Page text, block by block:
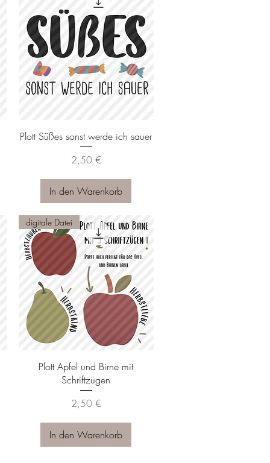
Schnellansicht
Plott Süßes sonst werde ich sauer
Preis
2,50 €
In den Warenkorb
Schnellansicht
digitale Datei
Plott Apfel und Birne mit
Schriftzügen
Preis
2,50 €
In den Warenkorb